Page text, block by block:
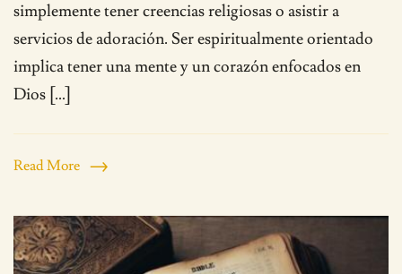
simplemente tener creencias religiosas o asistir a
servicios de adoración. Ser espiritualmente orientado
implica tener una mente y un corazón enfocados en
Dios […]
Read More